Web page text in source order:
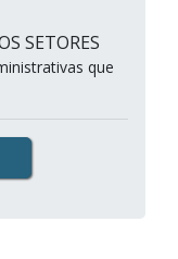
SETORES
que